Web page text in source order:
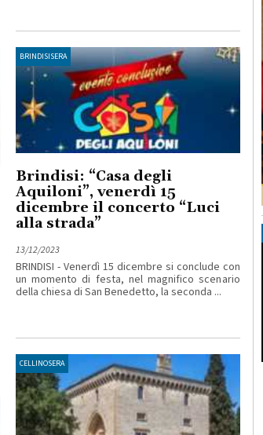
BRINDISISERA
Brindisi: “Casa degli
Aquiloni”, venerdì 15
dicembre il concerto “Luci
alla strada”
13/12/2023
BRINDISI - Venerdì 15 dicembre si conclude con
un momento di festa, nel magnifico scenario
della chiesa di San Benedetto, la seconda ...
CELLINOSERA